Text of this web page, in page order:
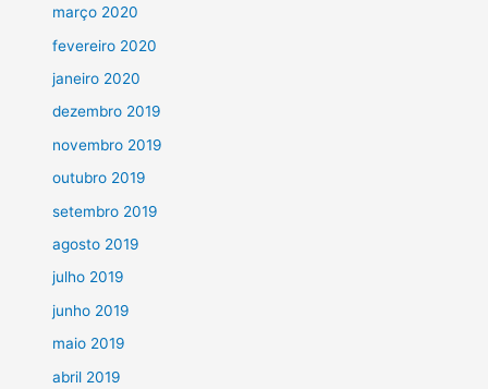
março 2020
fevereiro 2020
janeiro 2020
dezembro 2019
novembro 2019
outubro 2019
setembro 2019
agosto 2019
julho 2019
junho 2019
maio 2019
abril 2019